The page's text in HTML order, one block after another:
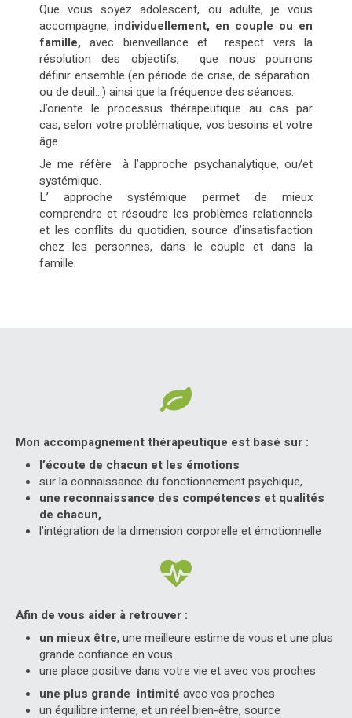
Que vous soyez adolescent, ou adulte, je vous
accompagne, individuellement, en couple ou en
famille, avec bienveillance et respect vers la
résolution des objectifs, que nous pourrons
définir ensemble (en période de crise, de séparation
ou de deuil…) ainsi que la fréquence des séances.
J’oriente le processus thérapeutique au cas par
cas, selon votre problématique, vos besoins et votre
âge.
Je me réfère à l’approche psychanalytique, ou/et
systémique.
L’ approche systémique permet de mieux
comprendre et résoudre les problèmes relationnels
et les conflits du quotidien, source d’insatisfaction
chez les personnes, dans le couple et dans la
famille.
Mon accompagnement thérapeutique est basé sur :
l’écoute de chacun et les émotions
sur la connaissance du fonctionnement psychique,
une reconnaissance des compétences et qualités
de chacun,
l’intégration de la dimension corporelle et émotionnelle
Afin de vous aider à retrouver :
un mieux être, une meilleure estime de vous et une plus
grande confiance en vous.
une place positive dans votre vie et avec vos proches
une plus grande intimité avec vos proches
un équilibre interne, et un réel bien-être, source